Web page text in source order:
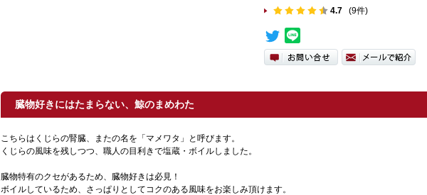
4.7
(9件)
臓物好きにはたまらない、鯨のまめわた
こちらはくじらの腎臓、またの名を「マメワタ」と呼びます。
くじらの風味を残しつつ、職人の目利きで塩蔵・ボイルしました。
臓物特有のクセがあるため、臓物好きは必見！
ボイルしているため、さっぱりとしてコクのある風味をお楽しみ頂けます。